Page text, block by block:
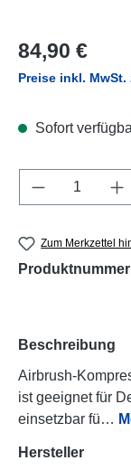
Regulärer Preis:
84,90 €
Preise inkl.
Sofort
Produkt
Zum Merkzettel
Beschreibung
Airbrush-
ist geeignet für
einsetzbar fü…
Hersteller